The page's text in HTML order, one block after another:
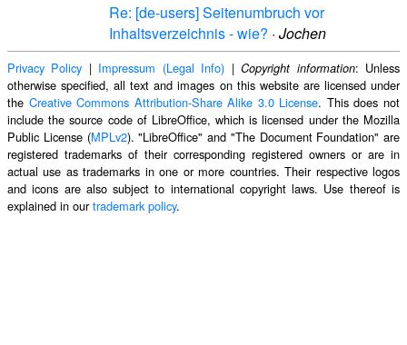
Re: [de-users] Seitenumbruch vor
Inhaltsverzeichnis - wie? · Jochen
Privacy Policy | Impressum (Legal Info) |Copyright information: Unless
otherwise specified, all text and images on this website are licensed under
the Creative Commons Attribution-Share Alike 3.0 License. This does not
include the source code of LibreOffice, which is licensed under the Mozilla
Public License (MPLv2). "LibreOffice" and "The Document Foundation" are
registered trademarks of their corresponding registered owners or are in
actual use as trademarks in one or more countries. Their respective logos
and icons are also subject to international copyright laws. Use thereof is
explained in ourtrademark policy.